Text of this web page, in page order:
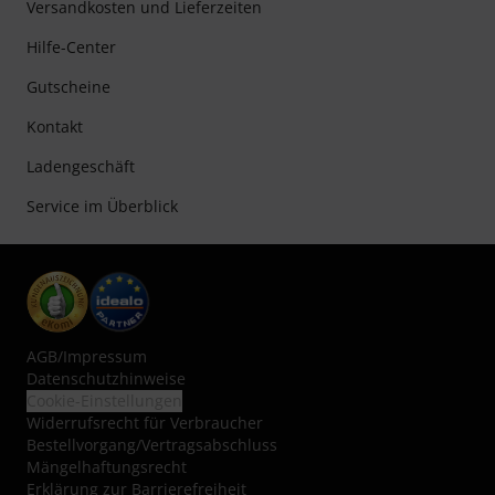
Versandkosten und Lieferzeiten
Hilfe-Center
Gutscheine
Kontakt
Ladengeschäft
Service im Überblick
AGB/Impressum
Datenschutzhinweise
Widerrufsrecht für Verbraucher
Bestellvorgang/Vertragsabschluss
Mängelhaftungsrecht
Erklärung zur Barrierefreiheit